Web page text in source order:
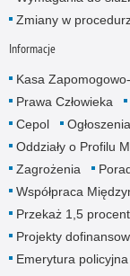
Zmiany w
Informacje
Kasa
Prawa Człowieka
Cepol
Ogłoszenia
Oddziały o Profilu
Zagrożenia
Współpraca
Przekaż 1,5 procent
Projekty
Emerytura